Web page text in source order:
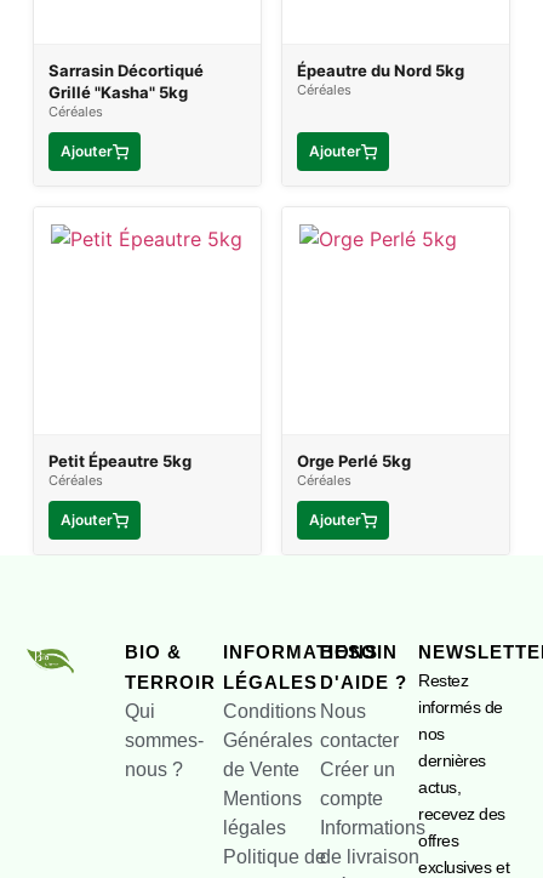
Sarrasin Décortiqué
Grillé "Kasha" 5kg
Céréales
Ajouter
Épeautre du Nord 5kg
Céréales
Ajouter
Petit Épeautre 5kg
Céréales
Ajouter
Orge Perlé 5kg
Céréales
Ajouter
BIO &
TERROIR
Qui
sommes-
nous ?
INFORMATIONS
LÉGALES
Conditions
Générales
de Vente
Mentions
légales
Politique de
BESOIN
D'AIDE ?
Nous
contacter
Créer un
compte
Informations
de livraison
Restez
informés de
nos
dernières
actus,
recevez des
offres
exclusives et